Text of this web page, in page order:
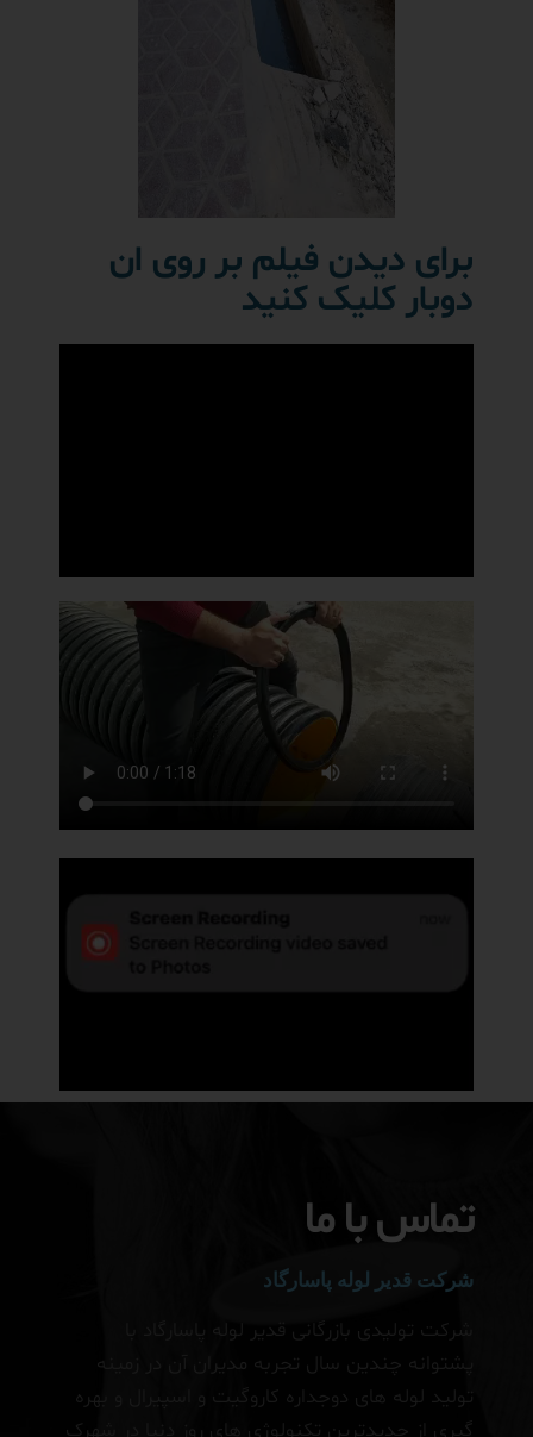
برای دیدن فیلم بر روی ان
دوبار کلیک کنید
تماس با ما
شرکت قدیر لوله پاسارگاد
شرکت تولیدی بازرگانی قدیر لوله پاسارگاد با
پشتوانه چندین سال تجربه مدیران آن در زمینه
تولید لوله های دوجداره کاروگیت و اسپیرال و بهره
گیری از جدیدترین تکنولوژی های روز دنیا در شهرک